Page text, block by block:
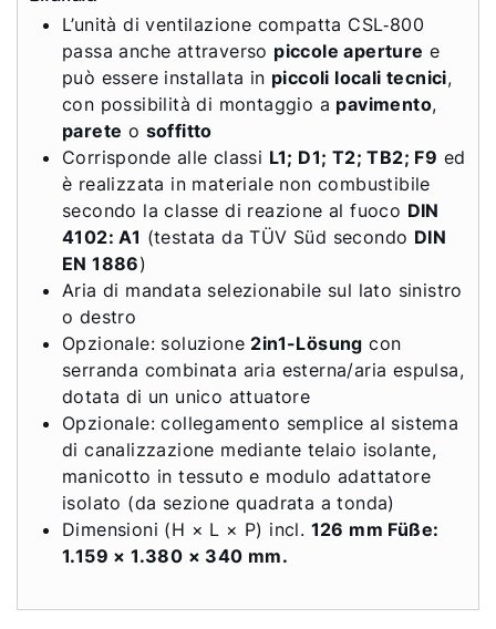
L’unità di ventilazione compatta CSL‑800
passa anche attraverso piccole aperture e
può essere installata in piccoli locali tecnici,
con possibilità di montaggio a pavimento,
parete o soffitto
Corrisponde alle classi L1; D1; T2; TB2; F9 ed
è realizzata in materiale non combustibile
secondo la classe di reazione al fuoco DIN
4102: A1 (testata da TÜV Süd secondo DIN
EN 1886)
Aria di mandata selezionabile sul lato sinistro
o destro
Opzionale: soluzione2in1-Lösung con
serranda combinata aria esterna/aria espulsa,
dotata di un unico attuatore
Opzionale: collegamento semplice al sistema
di canalizzazione mediante telaio isolante,
manicotto in tessuto e modulo adattatore
isolato (da sezione quadrata a tonda)
Dimensioni (H × L × P) incl. 126 mm Füße:
1.159 × 1.380 × 340 mm.